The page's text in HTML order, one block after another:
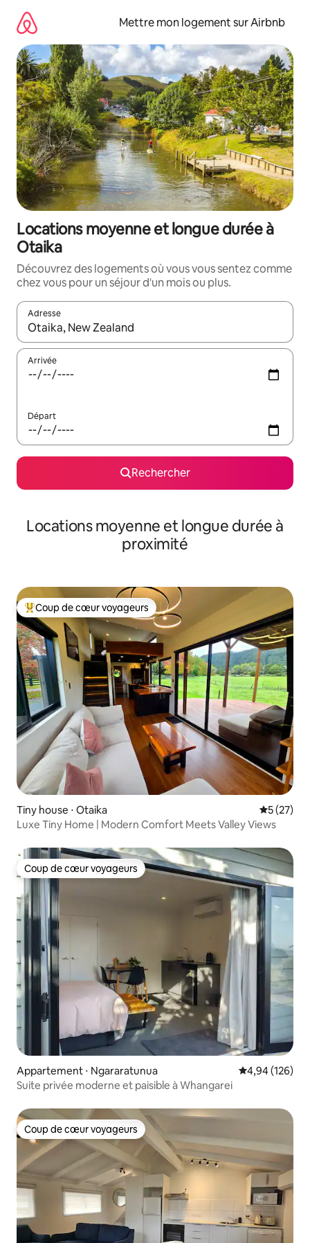
directement
contenu
Mettre mon logement sur Airbnb
Locations moyenne et longue durée à
Otaika
Découvrez des logements où vous vous sentez comme
chez vous pour un séjour d'un mois ou plus.
Adresse
Lorsque les résultats s'affichent, utilisez les flèches vers le
Arrivée
Départ
Rechercher
Locations moyenne et longue durée à
proximité
Coups de cœur voyageurs les plus appréciés
Coup de cœur voyageurs
Tiny house ⋅ Otaika
5 (27)
Luxe Tiny Home | Modern Comfort Meets Valley Views
Coup de cœur voyageurs
Coup de cœur voyageurs
Appartement ⋅ Ngararatunua Évaluation
4,94 (126)
Suite privée moderne et paisible à Whangarei
Coup de cœur voyageurs
Coup de cœur voyageurs